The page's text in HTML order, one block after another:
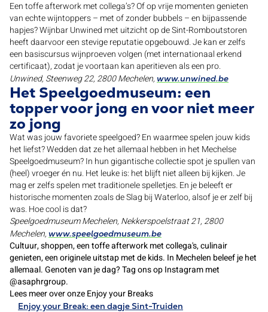
Een toffe afterwork met collega’s? Of op vrije momenten genieten
van echte wijntoppers – met of zonder bubbels – en bijpassende
hapjes? Wijnbar Unwined met uitzicht op de Sint-Romboutstoren
heeft daarvoor een stevige reputatie opgebouwd. Je kan er zelfs
een basiscursus wijnproeven volgen (met internationaal erkend
certificaat), zodat je voortaan kan aperitieven als een pro.
Unwined, Steenweg 22, 2800 Mechelen, www.unwined.be
Het Speelgoedmuseum: een
topper voor jong en voor niet meer
zo jong
Wat was jouw favoriete speelgoed? En waarmee spelen jouw kids
het liefst? Wedden dat ze het allemaal hebben in het Mechelse
Speelgoedmuseum? In hun gigantische collectie spot je spullen van
(heel) vroeger én nu. Het leuke is: het blijft niet alleen bij kijken. Je
mag er zelfs spelen met traditionele spelletjes. En je beleeft er
historische momenten zoals de Slag bij Waterloo, alsof je er zelf bij
was. Hoe cool is dat?
Speelgoedmuseum Mechelen, Nekkerspoelstraat 21, 2800
Mechelen, www.speelgoedmuseum.be
Cultuur, shoppen, een toffe afterwork met collega's, culinair
genieten, een originele uitstap met de kids. In Mechelen beleef je het
allemaal. Genoten van je dag? Tag ons op Instagram met
@asaphrgroup.
Lees meer over onze Enjoy your Breaks
Enjoy your Break: een dagje Sint-Truiden